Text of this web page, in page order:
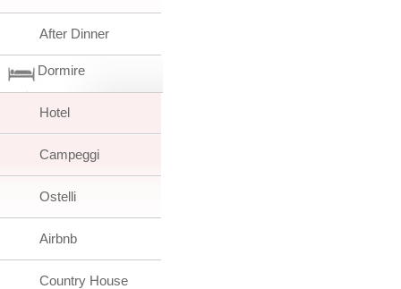
After Dinner
Dormire
Hotel
Campeggi
Ostelli
Airbnb
Country House